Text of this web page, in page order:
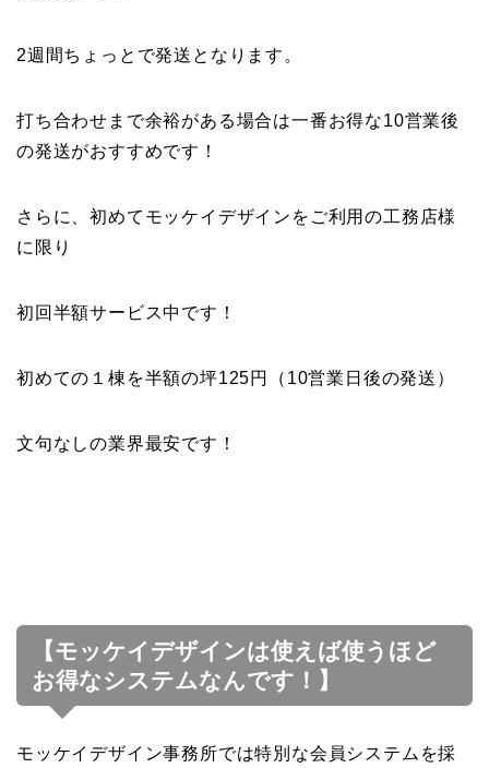
2週間ちょっとで発送となります。
打ち合わせまで余裕がある場合は一番お得な10営業後
の発送がおすすめです！
さらに、初めてモッケイデザインをご利用の工務店様
に限り
初回半額サービス中です！
初めての１棟を半額の坪125円（10営業日後の発送）
文句なしの業界最安です！
【モッケイデザインは使えば使うほど
お得なシステムなんです！】
モッケイデザイン事務所では特別な会員システムを採